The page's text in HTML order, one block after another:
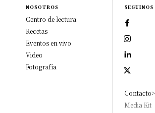
NOSOTROS
Centro de lectura
Recetas
Eventos en vivo
Video
Fotografía
SEGUINOS
Contacto>
Media Kit